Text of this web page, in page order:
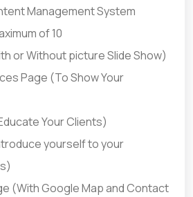
Management System
of 10
or Without picture Slide Show)
Page (To Show Your
Your Clients)
yourself to your
(With Google Map and Contact